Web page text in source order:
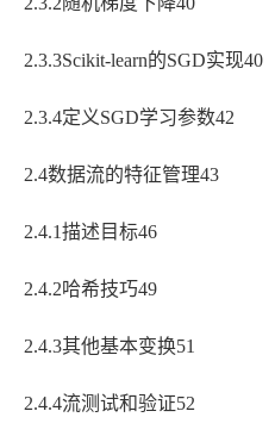
2.3.3Scikit-learn的SGD实现40
2.3.4定义SGD学习参数42
2.4数据流的特征管理43
2.4.1描述目标46
2.4.2哈希技巧49
2.4.3其他基本变换51
2.4.4流测试和验证52